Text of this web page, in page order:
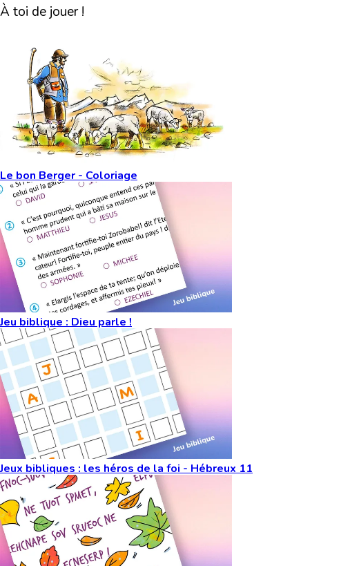
À toi de jouer !
Le bon Berger - Coloriage
Jeu biblique : Dieu parle !
Jeux bibliques : les héros de la foi - Hébreux 11